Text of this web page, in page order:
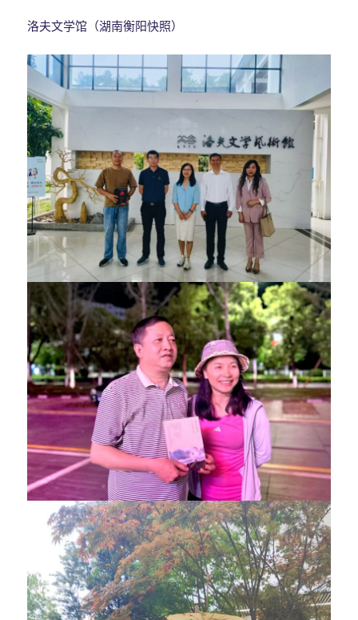
洛夫文学馆（湖南衡阳快照）